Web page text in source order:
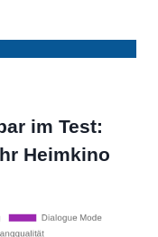
im Test:
Heimkino